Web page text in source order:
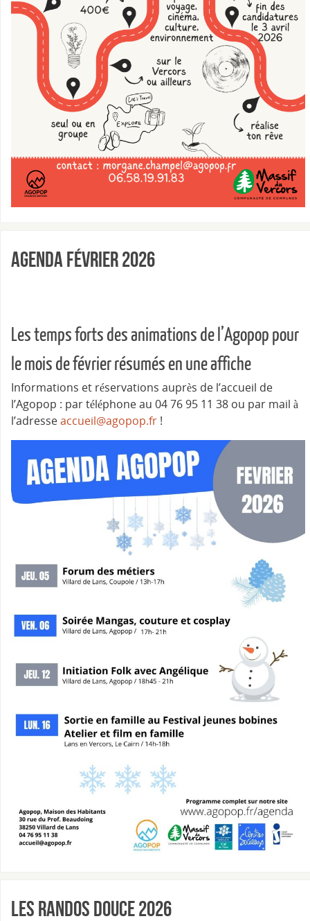
Agenda Février 2026
Les temps forts des animations de l’Agopop pour
le mois de février résumés en une affiche
Informations et réservations auprès de l’accueil de
l’Agopop : par téléphone au 04 76 95 11 38 ou par mail à
l’adresseaccueil@agopop.fr !
Les Randos douce 2026